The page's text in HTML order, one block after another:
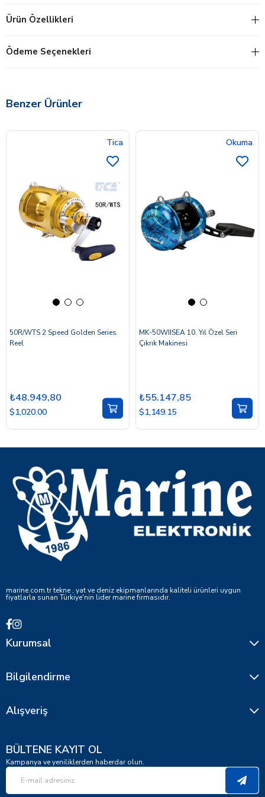
Ürün Özellikleri
Ödeme Seçenekleri
Benzer Ürünler
Tica
50R/WTS 2 Speed Golden Series
Reel
₺48.949,80
$1,020.00
Okuma
MK-50WIISEA 10. Yıl Özel Seri
Çıkrık Makinesi
₺55.147,85
$1,149.15
marine.com.tr tekne , yat ve deniz ekipmanlarında kaliteli ürünleri uygun
fiyatlarla sunan Türkiye'nin lider marine firmasıdır.
Kurumsal
Bilgilendirme
Alışveriş
BÜLTENE KAYIT OL
Kampanya ve yeniliklerden haberdar olun.